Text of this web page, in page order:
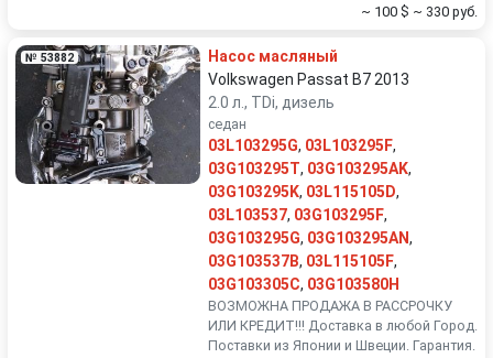
~ 100 $ ~ 330 руб.
№ 53882
Насос масляный
Volkswagen Passat B7 2013
2.0 л., TDi, дизель
седан
03L103295G, 03L103295F,
03G103295T, 03G103295AK,
03G103295K, 03L115105D,
03L103537, 03G103295F,
03G103295G, 03G103295AN,
03G103537B, 03L115105F,
03G103305C, 03G103580H
ВОЗМОЖНА ПРОДАЖА В РАССРОЧКУ
ИЛИ КРЕДИТ!!! Доставка в любой Город.
Поставки из Японии и Швеции. Гарантия.